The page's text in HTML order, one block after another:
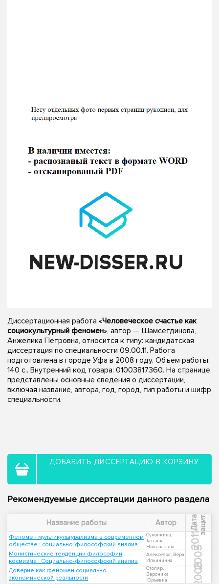
Диссертационная работа «Человеческое счастье как
социокультурный феномен», автор — Шамсетдинова,
Анжелика Петровна, относится к типу: кандидатская
диссертация по специальности 09.00.11. Работа
подготовлена в городе Уфа в 2008 году. Объем работы:
140 с.. Внутренний код товара: 01003817360. На странице
представлены основные сведения о диссертации,
включая название, автора, год, город, тип работы и шифр
специальности.
ДОБАВИТЬ ДИССЕРТАЦИЮ В КОРЗИНУ
Рекомендуемые диссертации данного раздела
Название работы Автор Д
а
т
а
з
а
щ
и
т ы
Феномен мультикультурализма в современном
обществе : социально-философский анализ
Суконкина,
Татьяна
Николаевна
2011
Монистические тенденции философии
космизма : Социально-философский анализ
Алексеева, Вера
Ильинична
2005
Доверие как феномен социально-
экономической реальности
Столяр,
Вероника
Юрьевна
2008